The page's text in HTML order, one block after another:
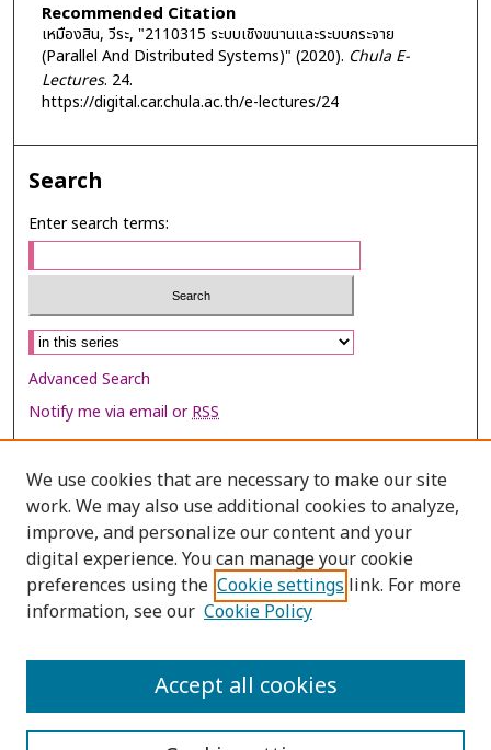
Recommended Citation
เหมืองสิน, วีระ, "2110315 ระบบเชิงขนานและระบบกระจาย
(Parallel And Distributed Systems)" (2020). Chula E-
Lectures. 24.
https://digital.car.chula.ac.th/e-lectures/24
Search
Enter search terms:
Select context to search:
Advanced Search
Notify me via email orRSS
Browse
Collections
Disciplines
Authors
Author Corner
We use cookies that are necessary to make our site
work. We may also use additional cookies to analyze,
improve, and personalize our content and your
digital experience. You can manage your cookie
preferences using the Cookie settings link. For more
information, see our Cookie Policy
Accept all cookies